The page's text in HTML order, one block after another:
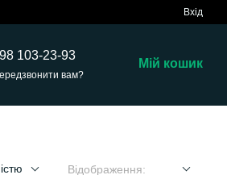
Вхід
103-23-93
вам?
Мій кошик
Відображення: